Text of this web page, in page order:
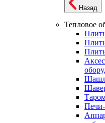
Назад
Тепловое